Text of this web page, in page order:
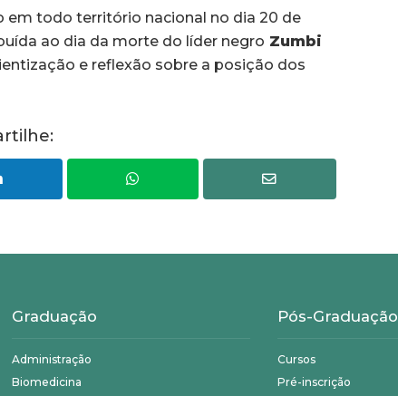
em todo território nacional no dia 20 de
ao dia da morte do líder negro Zumbi
e reflexão sobre a posição dos
Graduação
Administração
Biomedicina
Pós-Graduação
Cursos
Pré-inscrição